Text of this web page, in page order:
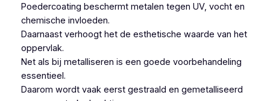
Poedercoating beschermt metalen tegen UV, vocht en
chemische invloeden.
Daarnaast verhoogt het de esthetische waarde van het
oppervlak.
Net als bij metalliseren is een goede voorbehandeling
essentieel.
Daarom wordt vaak eerst gestraald en gemetalliseerd